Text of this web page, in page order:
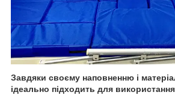
Завдяки своєму наповненню і
ідеально підходить для